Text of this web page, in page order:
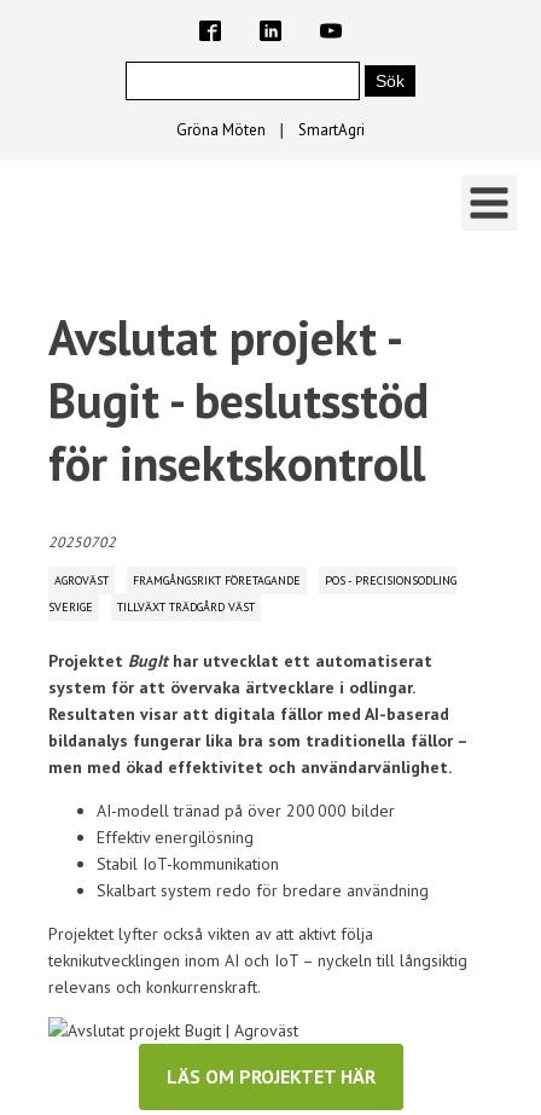
Gröna Möten ∣ SmartAgri
Avslutat projekt -
Bugit - beslutsstöd
för insektskontroll
20250702
AGROVÄST FRAMGÅNGSRIKT FÖRETAGANDE
POS - PRECISIONSODLING
SVERIGE
TILLVÄXT TRÄDGÅRD VÄST
Projektet BugIthar utvecklat ett automatiserat
system för att övervaka ärtvecklare i odlingar.
Resultaten visar att digitala fällor med AI-baserad
bildanalys fungerar lika bra som traditionella fällor –
men med ökad effektivitet och användarvänlighet.
AI-modell tränad på över 200 000 bilder
Effektiv energilösning
Stabil IoT-kommunikation
Skalbart system redo för bredare användning
Projektet lyfter också vikten av att aktivt följa
teknikutvecklingen inom AI och IoT – nyckeln till långsiktig
relevans och konkurrenskraft.
LÄS OM PROJEKTET HÄR